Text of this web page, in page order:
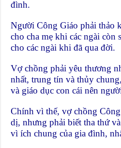
đình.
Người Công Giáo phải thảo
cho cha mẹ khi các ngài còn
cho các ngài khi đã qua đời.
Vợ chồng phải yêu thương
nhất, trung tín và thủy
và giáo dục con cái nên
Chính vì thế, vợ chồng
dị, nhưng phải biết tha thứ
vì ích chung của gia đình,